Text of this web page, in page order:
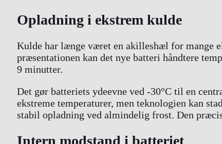
Opladning i ekstrem kulde
Kulde har længe været en akilleshæl for mange
præsentationen kan det nye batteri håndtere
9 minutter.
Det gør batteriets ydeevne ved -30°C til en
ekstreme temperaturer, men teknologien kan
stabil opladning ved almindelig frost. Den